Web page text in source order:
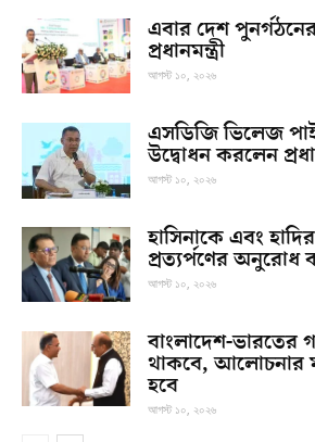
এবার দেশ
প্রধানমন্ত্রী
আগস্ট ১০, ২০২৬
এসডিজি ভিলেজ
উদ্বোধন করলেন
আগস্ট ১০, ২০২৬
হাসিনাকে এবং
প্রত্যর্পণের অনুরোধ
আগস্ট ১০, ২০২৬
বাংলাদেশ-ভারতের
থাকবে, আলোচনার
হবে
আগস্ট ১০, ২০২৬